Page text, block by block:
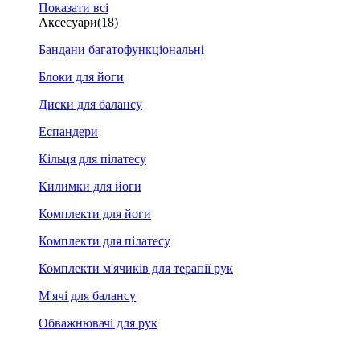
Показати всі
Аксесуари(18)
Бандани багатофункціональні
Блоки для йоги
Диски для балансу
Еспандери
Кільця для пілатесу
Килимки для йоги
Комплекти для йоги
Комплекти для пілатесу
Комплекти м'ячиків для терапії рук
М'ячі для балансу
Обважнювачі для рук